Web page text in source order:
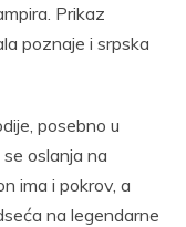
Prikaz
poznaje i srpska
posebno u
oslanja na
ima i pokrov, a
na legendarne